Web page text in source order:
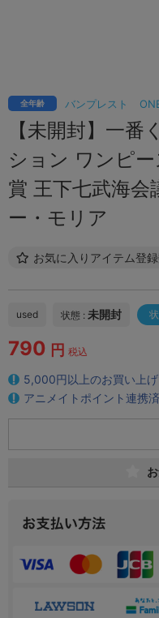
バンプレスト
全年齢
【未開封】一
ション ワンピ
賞 王下七武海会
ー・モリア
お気に入りアイテム登
used 状態 : 未開封
790 円 税込
5,000円以上のお買い上げ
アニメイトポイント連携